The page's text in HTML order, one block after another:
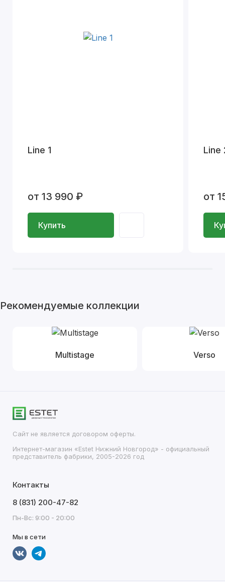
Line 1
от 13 990 ₽
Купить
Line
от
Рекомендуемые коллекции
Multistage Verso
Сайт не является договором оферты.
Интернет-магазин «Estet Нижний Новгород» - официальный
представитель фабрики, 2005-2026 год
Контакты
8 (831) 200-47-82
Пн-Вс: 9:00 - 20:00
Мы в сети